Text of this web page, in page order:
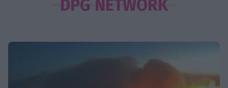
προσφορά* και ενισχυμένες
DPG NETWORK